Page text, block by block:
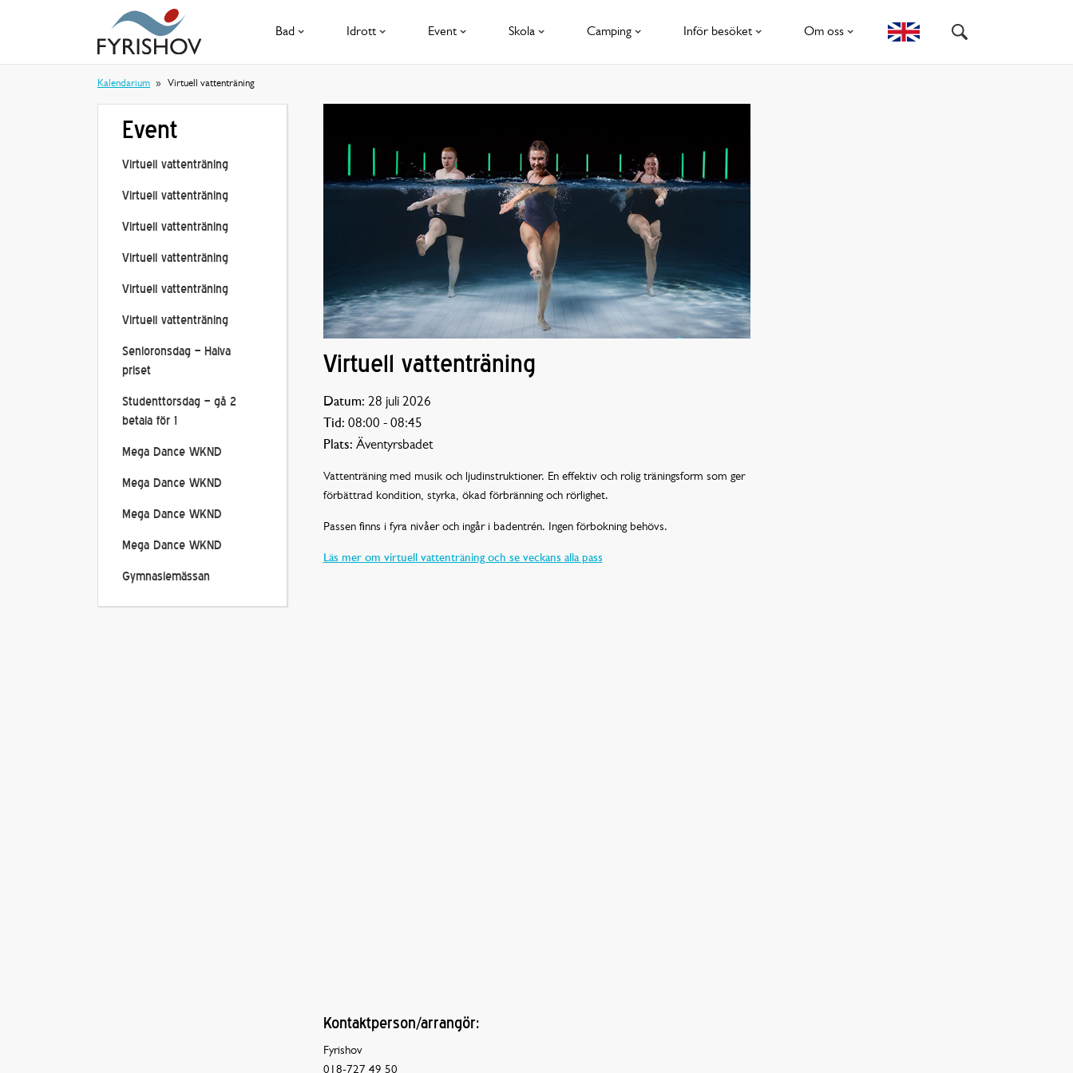
Bad Idrott Event Skola Camping Inför besöket Om oss
Kalendarium Virtuell vattenträning
Event
Virtuell vattenträning
Virtuell vattenträning
Virtuell vattenträning
Virtuell vattenträning
Virtuell vattenträning
Virtuell vattenträning
Senioronsdag – Halva
priset
Studenttorsdag – gå 2
betala för 1
Mega Dance WKND
Mega Dance WKND
Mega Dance WKND
Mega Dance WKND
Gymnasiemässan
Virtuell vattenträning
Datum: 28 juli 2026
Tid: 08:00 - 08:45
Plats: Äventyrsbadet
Vattenträning med musik och ljudinstruktioner. En effektiv och rolig träningsform som ger
förbättrad kondition, styrka, ökad förbränning och rörlighet.
Passen finns i fyra nivåer och ingår i badentrén. Ingen förbokning behövs.
Läs mer om virtuell vattenträning och se veckans alla pass
Kontaktperson/arrangör:
Fyrishov
018-727 49 50